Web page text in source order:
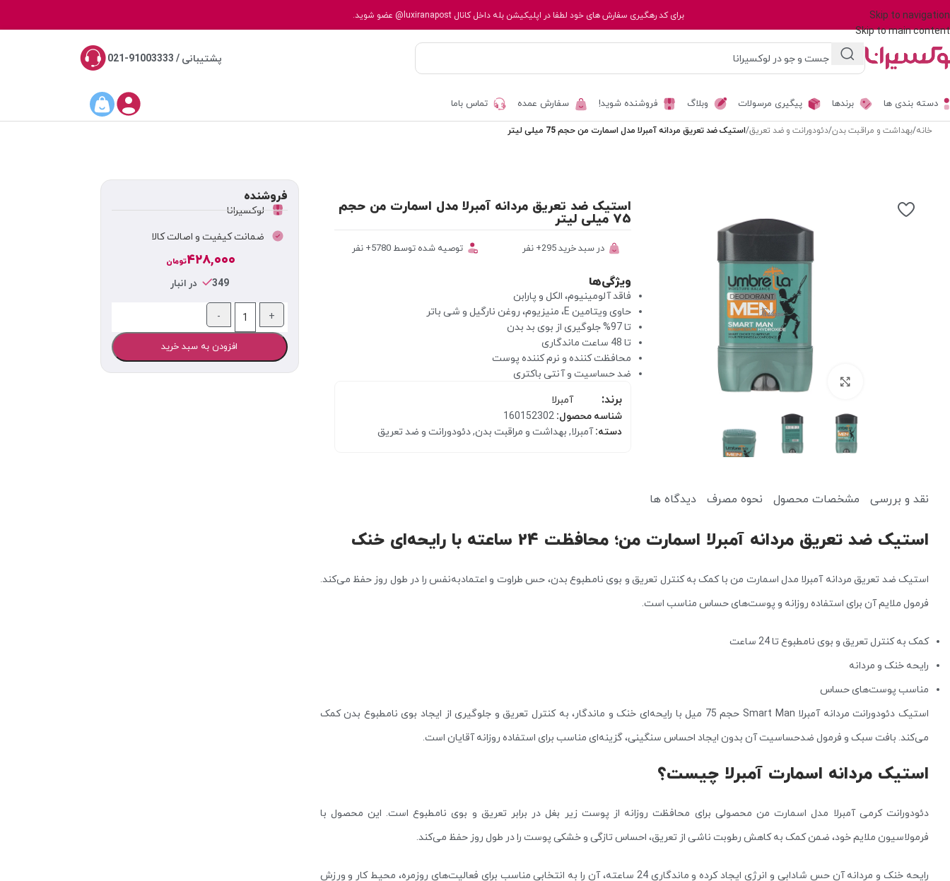
Skip to navigation
Skip to main content
برای کد رهگیری سفارش های خود لطفا در اپلیکیشن بله داخل کانال@luxiranapost عضو شوید.
پشتیبانی / 91003333-021
دسته بندی ها
میسلار واتر و پاک کننده آرایش دستمال مرطوب آرایشی
برندها پیگیری مرسولات وبلاگ فروشنده شوید! سفارش عمده تماس باما
خانه/بهداشت و مراقبت بدن/دئودورانت و ضد تعریق/استیک ضد تعریق مردانه آمبرلا مدل اسمارت من حجم 75 میلی لیتر
برای بزرگنمایی کلیک کنید
استیک ضد تعریق مردانه آمبرلا مدل اسمارت من حجم
75 میلی لیتر
در سبد خرید 295+ نفر توصیه شده توسط 5780+ نفر
ویژگی‌ها
فاقد آلومینیوم، الکل و پارابن
حاوی ویتامین E، منیزیوم، روغن نارگیل و شی باتر
تا 97% جلوگیری از بوی بد بدن
تا 48 ساعت ماندگاری
محافظت کننده و نرم کننده پوست
ضد حساسیت و آنتی باکتری
برند:
آمبرلا
شناسه محصول: 160152302
دسته: آمبرلا, بهداشت و مراقبت بدن, دئودورانت و ضد تعریق
نقد و بررسی مشخصات محصول نحوه مصرف دیدگاه ها
استیک ضد تعریق مردانه آمبرلا اسمارت من؛ محافظت 24 ساعته با رایحه‌ای خنک
استیک ضد تعریق مردانه آمبرلا مدل اسمارت من با کمک به کنترل تعریق و بوی نامطبوع بدن، حس طراوت و اعتمادبه‌نفس را در طول روز حفظ می‌کند.
فرمول ملایم آن برای استفاده روزانه و پوست‌های حساس مناسب است.
کمک به کنترل تعریق و بوی نامطبوع تا 24 ساعت
رایحه خنک و مردانه
مناسب پوست‌های حساس
استیک دئودورانت مردانه آمبرلا Smart Man حجم 75 میل با رایحه‌ای خنک و ماندگار، به کنترل تعریق و جلوگیری از ایجاد بوی نامطبوع بدن کمک
می‌کند. بافت سبک و فرمول ضدحساسیت آن بدون ایجاد احساس سنگینی، گزینه‌ای مناسب برای استفاده روزانه آقایان است.
استيک مردانه اسمارت آمبرلا چیست؟
دئودورانت کرمی آمبرلا مدل اسمارت من محصولی برای محافظت روزانه از پوست زیر بغل در برابر تعریق و بوی نامطبوع است. این محصول با
فرمولاسیون ملایم خود، ضمن کمک به کاهش رطوبت ناشی از تعریق، احساس تازگی و خشکی پوست را در طول روز حفظ می‌کند.
رایحه خنک و مردانه آن حس شادابی و انرژی ایجاد کرده و ماندگاری 24 ساعته، آن را به انتخابی مناسب برای فعالیت‌های روزمره، محیط کار و ورزش
فروشنده
لوکسیرانا
ضمانت کیفیت و اصالت کالا
تومان۴۲۸,۰۰۰
349 در انبار
- +
افزودن به سبد خرید